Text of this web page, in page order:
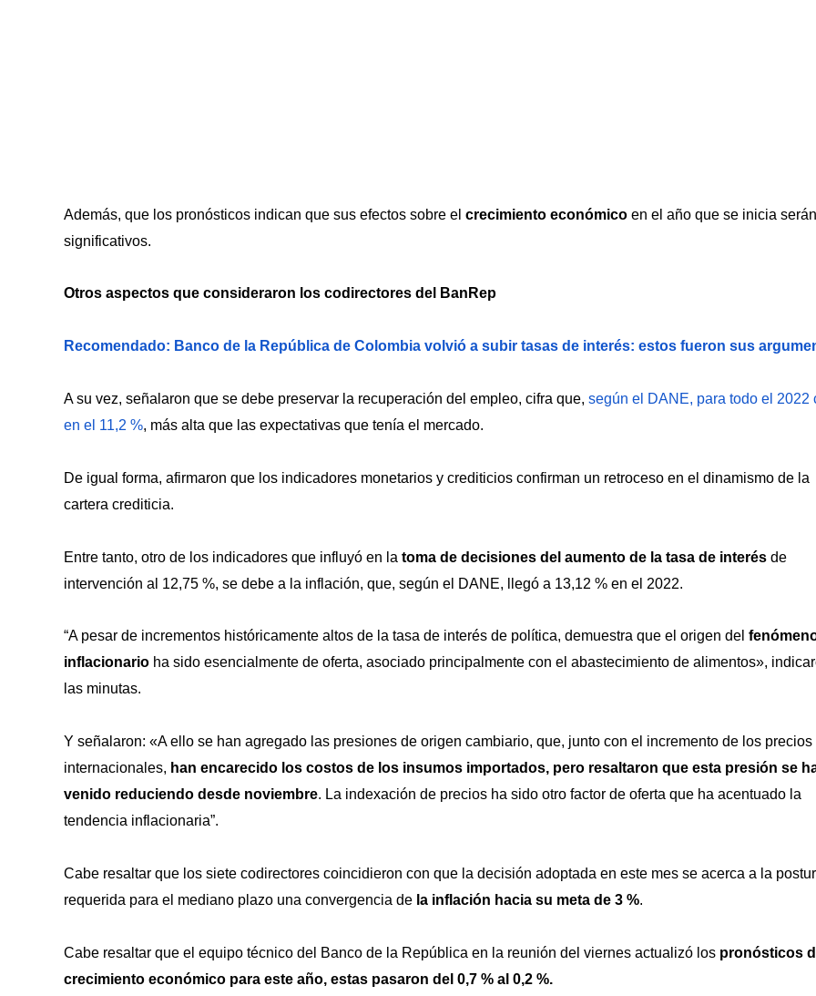
Además, que los pronósticos indican que sus efectos sobre el crecimiento económico en el año que se inicia serán
significativos.
Otros aspectos que consideraron los codirectores del BanRep
Recomendado: Banco de la República de Colombia volvió a subir tasas de interés: estos fueron sus
A su vez, señalaron que se debe preservar la recuperación del empleo, cifra que, según el DANE, para todo el 2022
en el 11,2 %, más alta que las expectativas que tenía el mercado.
De igual forma, afirmaron que los indicadores monetarios y crediticios confirman un retroceso en el dinamismo de la
cartera crediticia.
Entre tanto, otro de los indicadores que influyó en la toma de decisiones del aumento de la tasa de interés de
intervención al 12,75 %, se debe a la inflación, que, según el DANE, llegó a 13,12 % en el 2022.
“A pesar de incrementos históricamente altos de la tasa de interés de política, demuestra que el origen del
inflacionario ha sido esencialmente de oferta, asociado principalmente con el abastecimiento de alimentos»,
las minutas.
Y señalaron: «A ello se han agregado las presiones de origen cambiario, que, junto con el incremento de los precios
internacionales, han encarecido los costos de los insumos importados, pero resaltaron que esta presión se
venido reduciendo desde noviembre. La indexación de precios ha sido otro factor de oferta que ha acentuado la
tendencia inflacionaria”.
Cabe resaltar que los siete codirectores coincidieron con que la decisión adoptada en este mes se acerca a la
requerida para el mediano plazo una convergencia de la inflación hacia su meta de 3 %.
Cabe resaltar que el equipo técnico del Banco de la República en la reunión del viernes actualizó los pronósticos
crecimiento económico para este año, estas pasaron del 0,7 % al 0,2 %.